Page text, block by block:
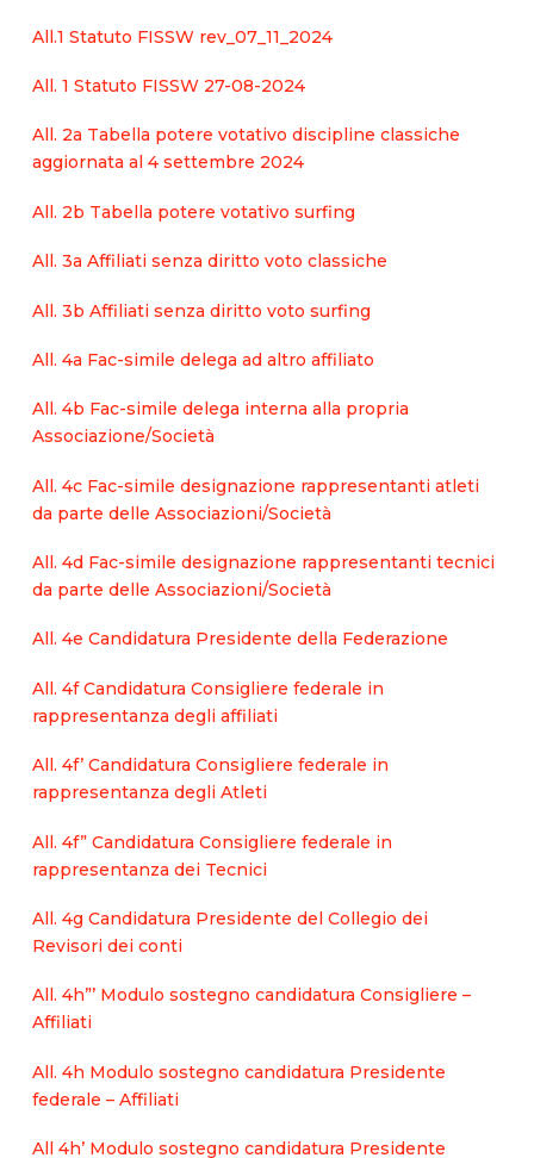
All.1 Statuto FISSW rev_07_11_2024
All. 1 Statuto FISSW 27-08-2024
All. 2a Tabella potere votativo discipline classiche
aggiornata al 4 settembre 2024
All. 2b Tabella potere votativo surfing
All. 3a Affiliati senza diritto voto classiche
All. 3b Affiliati senza diritto voto surfing
All. 4a Fac-simile delega ad altro affiliato
All. 4b Fac-simile delega interna alla propria
Associazione/Società
All. 4c Fac-simile designazione rappresentanti atleti
da parte delle Associazioni/Società
All. 4d Fac-simile designazione rappresentanti tecnici
da parte delle Associazioni/Società
All. 4e Candidatura Presidente della Federazione
All. 4f Candidatura Consigliere federale in
rappresentanza degli affiliati
All. 4f’ Candidatura Consigliere federale in
rappresentanza degli Atleti
All. 4f” Candidatura Consigliere federale in
rappresentanza dei Tecnici
All. 4g Candidatura Presidente del Collegio dei
Revisori dei conti
All. 4h”’ Modulo sostegno candidatura Consigliere –
Affiliati
All. 4h Modulo sostegno candidatura Presidente
federale – Affiliati
All 4h’ Modulo sostegno candidatura Presidente